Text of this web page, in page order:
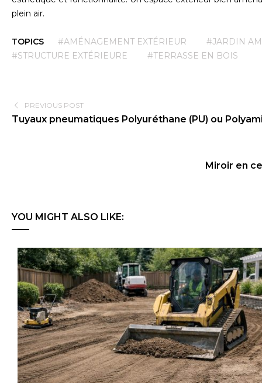
plein air.
TOPICS #AMÉNAGEMENT EXTÉRIEUR
#JARDIN
#STRUCTURE EXTÉRIEURE
#TERRASSE EN BOIS
PREVIOUS POST
Tuyaux pneumatiques Polyuréthane (PU) ou
Miroir en
YOU MIGHT ALSO LIKE: